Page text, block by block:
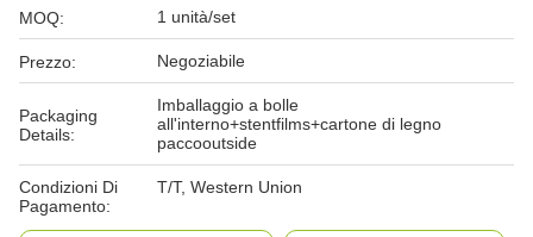
MOQ: 1 unità/set
Prezzo: Negoziabile
Packaging
Details:
Imballaggio a bolle
all'interno+stentfilms+cartone di legno
paccooutside
Condizioni Di
Pagamento:
T/T, Western Union